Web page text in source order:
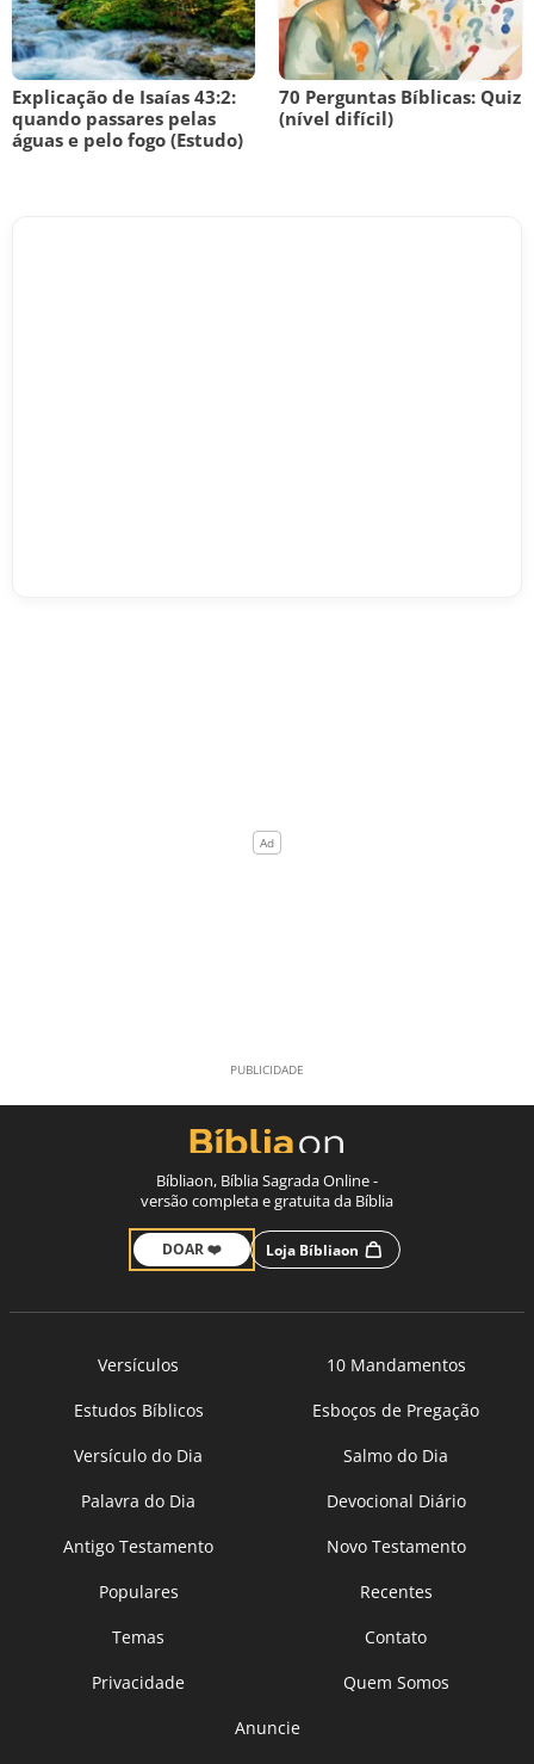
Explicação de Isaías 43:2:
quando passares pelas
águas e pelo fogo (Estudo)
70 Perguntas Bíblicas: Quiz
(nível difícil)
Bíbliaon, Bíblia Sagrada Online -
versão completa e gratuita da Bíblia
DOAR ❤️ Loja Bíbliaon
Versículos
10 Mandamentos
Estudos Bíblicos
Esboços de Pregação
Versículo do Dia
Salmo do Dia
Palavra do Dia
Devocional Diário
Antigo Testamento
Novo Testamento
Populares
Recentes
Temas
Contato
Privacidade
Quem Somos
Anuncie